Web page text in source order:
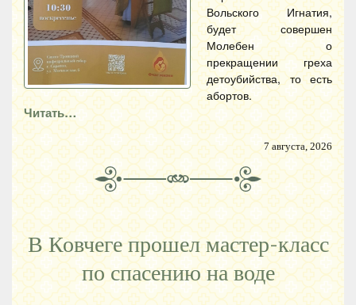
Вольского Игнатия,
будет совершен
Молебен о
прекращении греха
детоубийства, то есть
абортов.
Читать…
7 августа, 2026
В Ковчеге прошел мастер-класс
по спасению на воде